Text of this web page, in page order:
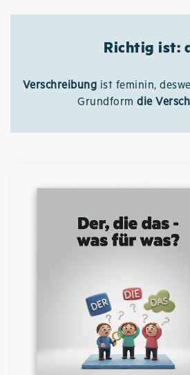
Richtig ist:
Verschreibung ist feminin,
Grundform die